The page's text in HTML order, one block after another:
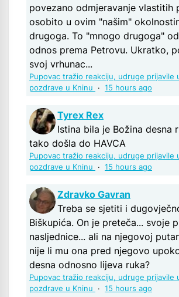
povezano odmjeravanje vlastitih
osobito u ovim "našim"
drugoga. To "mnogo drugoga"
odnos prema Petrovu. Ukratko,
svoj vrhunac...
Pupovac tražio reakciju, udruge prijavile
pozdrave u Kninu
· 15 hours ago
Tyrex Rex
Istina bila je Božina desna
tako došla do HAVCA
Pupovac tražio reakciju, udruge prijavile
pozdrave u Kninu
· 15 hours ago
Zdravko Gavran
Treba se sjetiti i
Biškupića. On je preteča... svoje
nasljednice... ali na njegovoj
nije li mu ona pred njegovo
desna odnosno lijeva ruka?
Pupovac tražio reakciju, udruge prijavile
pozdrave u Kninu
· 15 hours ago